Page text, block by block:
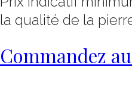
la qualité de la
Commandez au